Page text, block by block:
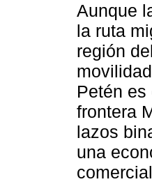
Aunque
la ruta
región
Petén
frontera
lazos
una